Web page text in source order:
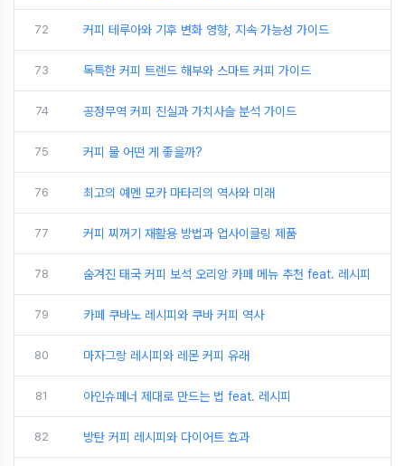
72 커피 테루아와 기후 변화 영향, 지속 가능성 가이드
73 독특한 커피 트렌드 해부와 스마트 커피 가이드
74 공정무역 커피 진실과 가치사슬 분석 가이드
75 커피 물 어떤 게 좋을까?
76 최고의 예멘 모카 마타리의 역사와 미래
77 커피 찌꺼기 재활용 방법과 업사이클링 제품
78 숨겨진 태국 커피 보석 오리앙 카페 메뉴 추천 feat. 레시피
79 카페 쿠바노 레시피와 쿠바 커피 역사
80 마자그랑 레시피와 레몬 커피 유래
81 아인슈페너 제대로 만드는 법 feat. 레시피
82 방탄 커피 레시피와 다이어트 효과